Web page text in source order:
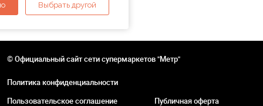
Выбрать другой
© Официальный сайт сети супермаркетов "Метр"
Политика конфиденциальности
Пользовательское соглашение
Публичная оферта